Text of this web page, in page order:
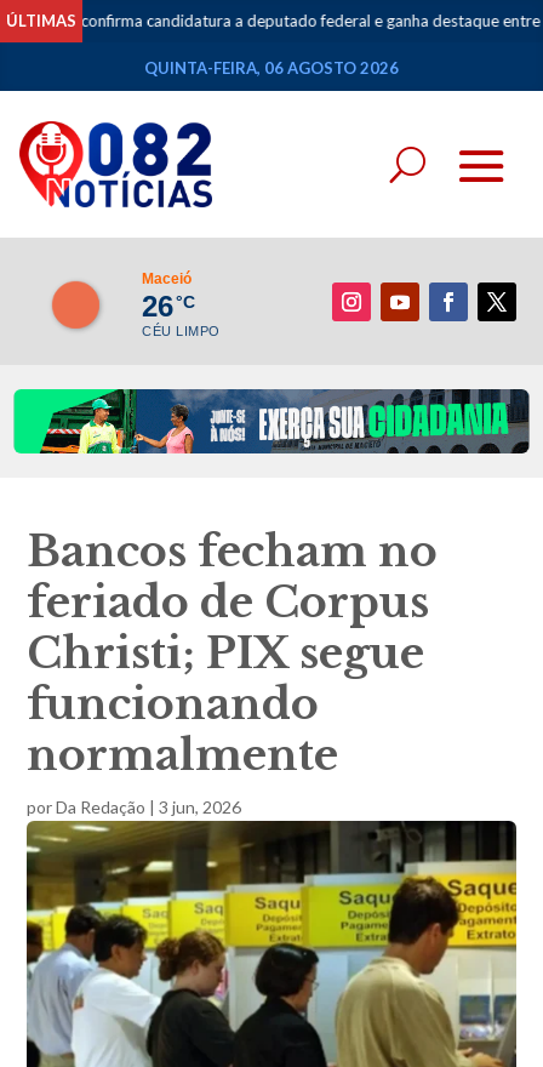
ÚLTIMAScandidatura a deputado federal e ganha destaque entre as
QUINTA-FEIRA, 06 AGOSTO 2026
Maceió
26°C
CÉU LIMPO
Bancos fecham no
feriado de Corpus
Christi; PIX segue
funcionando
normalmente
porDa Redação |3 jun, 2026